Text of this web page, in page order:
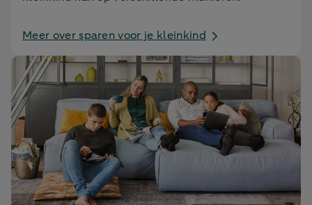
Meer over sparen voor je kleinkind